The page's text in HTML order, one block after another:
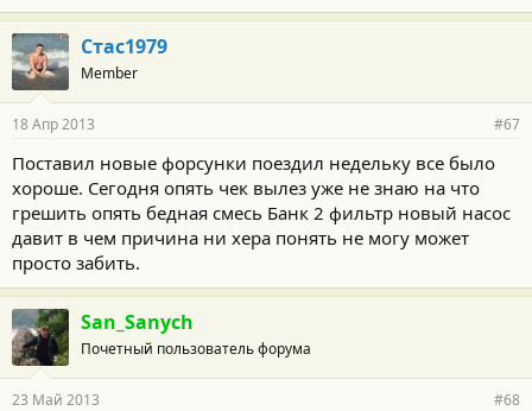
Стас1979
Member
18 Апр 2013 #67
Поставил новые форсунки поездил недельку все было
хороше. Сегодня опять чек вылез уже не знаю на что
грешить опять бедная смесь Банк 2 фильтр новый насос
давит в чем причина ни хера понять не могу может
просто забить.
San_Sanych
Почетный пользователь форума
23 Май 2013 #68